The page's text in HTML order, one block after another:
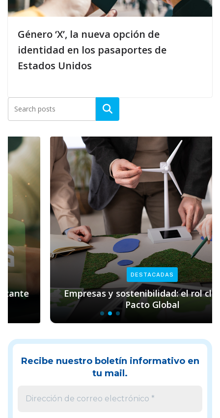
Género ‘X’, la nueva opción de
identidad en los pasaportes de
Estados Unidos
DESTACADAS
Empresas y sostenibilidad: el rol clave de
Pacto Global
Recibe nuestro boletín informativo en
tu mail.